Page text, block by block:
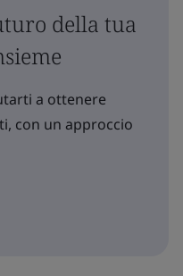
della tua
a ottenere
con un approccio